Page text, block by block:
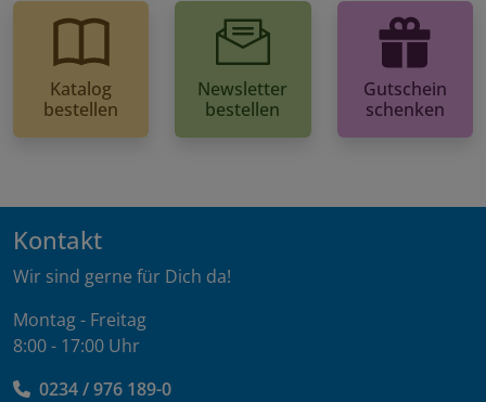
Katalog
bestellen
Newsletter
bestellen
Gutschein
schenken
Kontakt
Wir sind gerne für Dich da!
Montag - Freitag
8:00 - 17:00 Uhr
0234 / 976 189-0